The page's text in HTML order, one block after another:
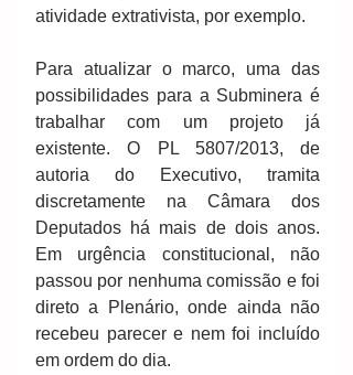
atividade extrativista, por exemplo.
Para atualizar o marco, uma das
possibilidades para a Subminera é
trabalhar com um projeto já
existente. O PL 5807/2013, de
autoria do Executivo, tramita
discretamente na Câmara dos
Deputados há mais de dois anos.
Em urgência constitucional, não
passou por nenhuma comissão e foi
direto a Plenário, onde ainda não
recebeu parecer e nem foi incluído
em ordem do dia.